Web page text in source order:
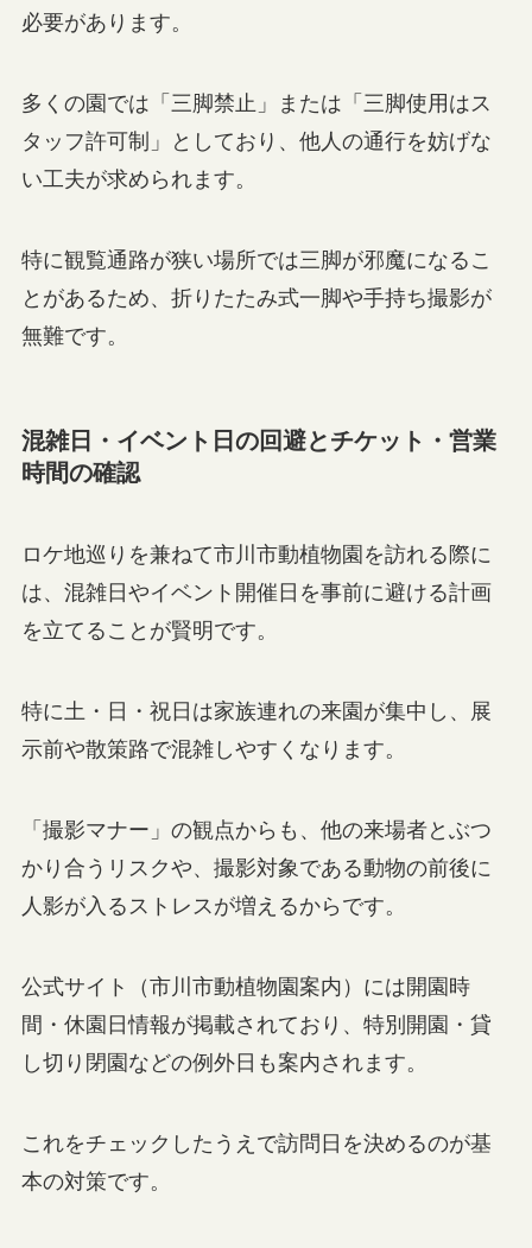
必要があります。
多くの園では「三脚禁止」または「三脚使用はス
タッフ許可制」としており、他人の通行を妨げな
い工夫が求められます。
特に観覧通路が狭い場所では三脚が邪魔になるこ
とがあるため、折りたたみ式一脚や手持ち撮影が
無難です。
混雑日・イベント日の回避とチケット・営業
時間の確認
ロケ地巡りを兼ねて市川市動植物園を訪れる際に
は、混雑日やイベント開催日を事前に避ける計画
を立てることが賢明です。
特に土・日・祝日は家族連れの来園が集中し、展
示前や散策路で混雑しやすくなります。
「撮影マナー」の観点からも、他の来場者とぶつ
かり合うリスクや、撮影対象である動物の前後に
人影が入るストレスが増えるからです。
公式サイト（市川市動植物園案内）には開園時
間・休園日情報が掲載されており、特別開園・貸
し切り閉園などの例外日も案内されます。
これをチェックしたうえで訪問日を決めるのが基
本の対策です。